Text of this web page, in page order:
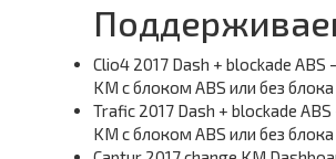
Clio4 2017 Dash + blockade ABS
KM с блоком ABS или без блока
Trafic 2017 Dash + blockade
KM с блоком ABS или без блока